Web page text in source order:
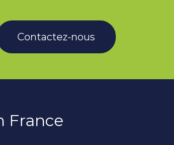
Contactez-nous
France